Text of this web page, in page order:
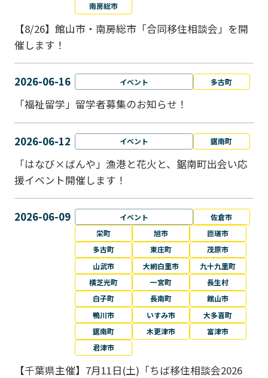
南房総市
【8/26】館山市・南房総市「合同移住相談会」を開
催します！
2026-06-16 イベント 多古町
「福祉留学」留学者募集のお知らせ！
2026-06-12 イベント 鋸南町
「はなび×ばんや」漁港と花火と、鋸南町出会い応
援イベント開催します！
2026-06-09 イベント
佐倉市
栄町
旭市
匝瑳市
多古町
東庄町
茂原市
山武市
大網白里市
九十九里町
横芝光町
一宮町
長生村
白子町
長南町
館山市
鴨川市
いすみ市
大多喜町
鋸南町
木更津市
富津市
君津市
【千葉県主催】7月11日(土)「ちば移住相談会2026